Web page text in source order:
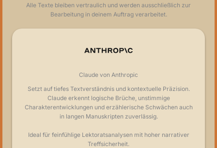
Alle Texte bleiben vertraulich und werden ausschließlich zur
Bearbeitung in deinem Auftrag verarbeitet.
Claude von Anthropic
Setzt auf tiefes Textverständnis und kontextuelle Präzision.
Claude erkennt logische Brüche, unstimmige
Charakterentwicklungen und erzählerische Schwächen auch
in langen Manuskripten zuverlässig.
Ideal für feinfühlige Lektoratsanalysen mit hoher narrativer
Treffsicherheit.